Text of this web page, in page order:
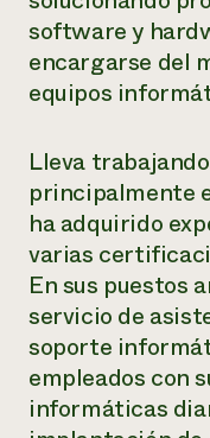
Informes anuales
Historias de
impacto
LEER EL
Latinos en la
Las mujeres en la
Evento anual de
Programa de
Servicios
Servicios
LIHEAP
Centro de
Blog
Publicaciones
Cursos cortos
Vídeos
Oportunidades
Noticias
Internship Hub
Asociaciones
Donaciones
Boletín
Consultas de los
Todos
DONAR
software y
encargarse del
equipos
Lleva
principalmente
ha adquirido
varias
En sus puestos
servicio de
soporte
empleados con
informáticas